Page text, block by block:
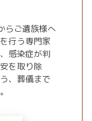
らご遺族様へ
行う専門家
感染症が判
を取り除
、葬儀まで